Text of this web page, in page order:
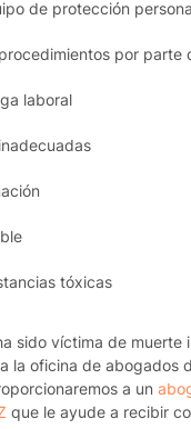
de protección
por parte
laboral
tóxicas
sido víctima de muerte
la oficina de abogados
a un
que le ayude a recibir